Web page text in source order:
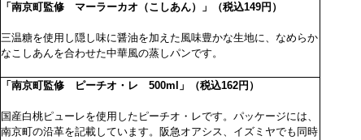
「 南京町監修 マーラーカオ（こしあん）」 （税込149円）
三温糖を使用し隠し味に醤油を加えた風味豊かな生地に、なめらか
なこしあんを合わせた中華風の蒸しパンです。
「南京町監修 ピーチオ・レ 500ml」（税込162円）
国産白桃ピューレを使用したピーチオ・レです。パッケージには、
南京町の沿革を記載しています。阪急オアシス、イズミヤでも同時